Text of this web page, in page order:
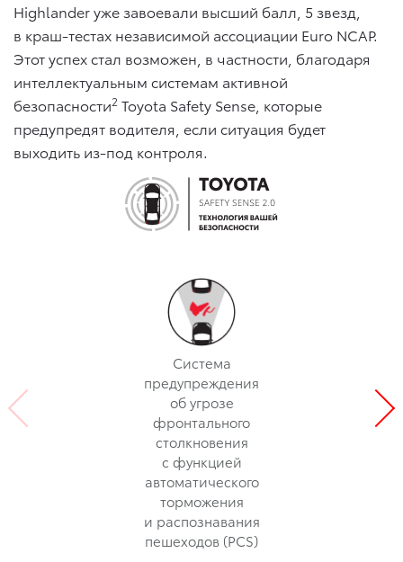
Highlander уже завоевали высший балл, 5 звезд,
в краш-тестах независимой ассоциации Euro NCAP.
Этот успех стал возможен, в частности, благодаря
интеллектуальным системам активной
безопасности2 Toyota Safety Sense, которые
предупредят водителя, если ситуация будет
выходить из-под контроля.
Система
предупреждения
об угрозе
фронтального
столкновения
с функцией
автоматического
торможения
и распознавания
пешеходов (PCS)